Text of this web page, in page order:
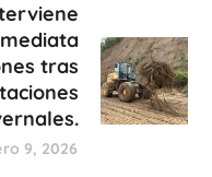
tras
9, 2026